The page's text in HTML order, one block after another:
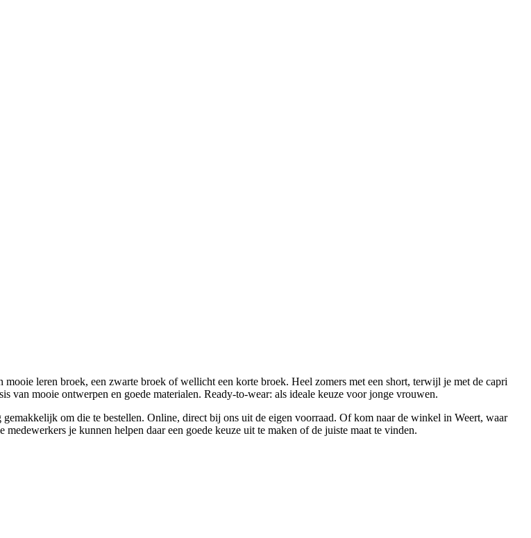
leren broek, een zwarte broek of wellicht een korte broek. Heel zomers met een short, terwijl je met de capri
van mooie ontwerpen en goede materialen. Ready-to-wear: als ideale keuze voor jonge vrouwen.
om die te bestellen. Online, direct bij ons uit de eigen voorraad. Of kom naar de winkel in Weert, waar
je kunnen helpen daar een goede keuze uit te maken of de juiste maat te vinden.